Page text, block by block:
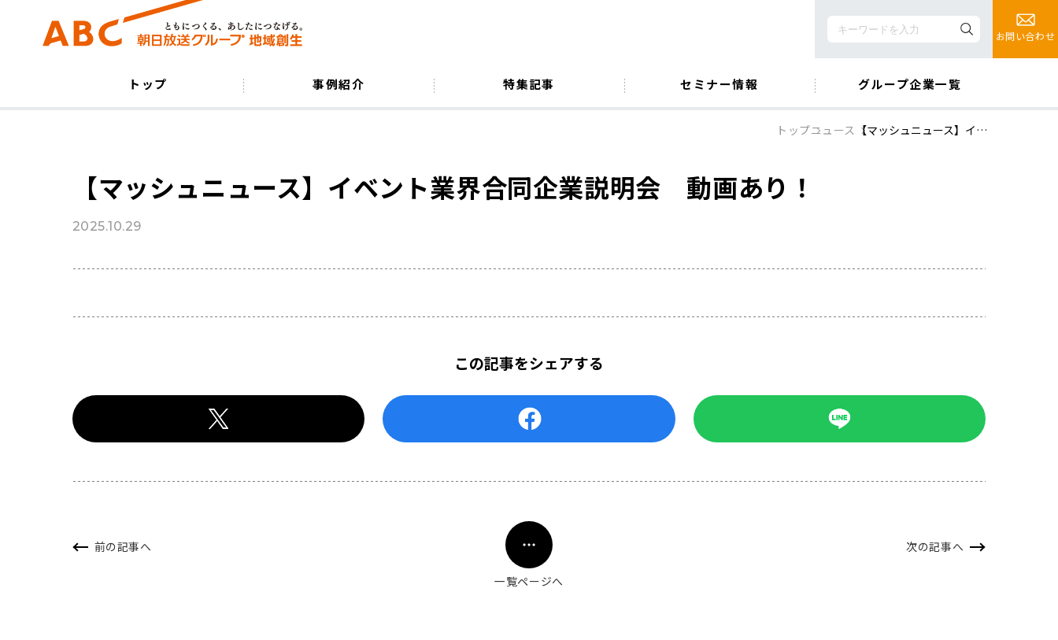
トップ 事例紹介 特集記事 セミナー情報 グループ企業一覧
お問い合わせ
トップニュース 【マッシュニュース】イ…
【マッシュニュース】イベント業界合同企業説明会 動画あり！
2025.10.29
この記事をシェアする
前の記事へ
一覧ページへ
次の記事へ